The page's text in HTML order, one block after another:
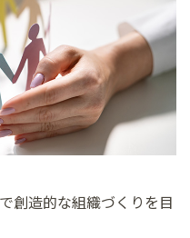
創造的な組織づくりを目